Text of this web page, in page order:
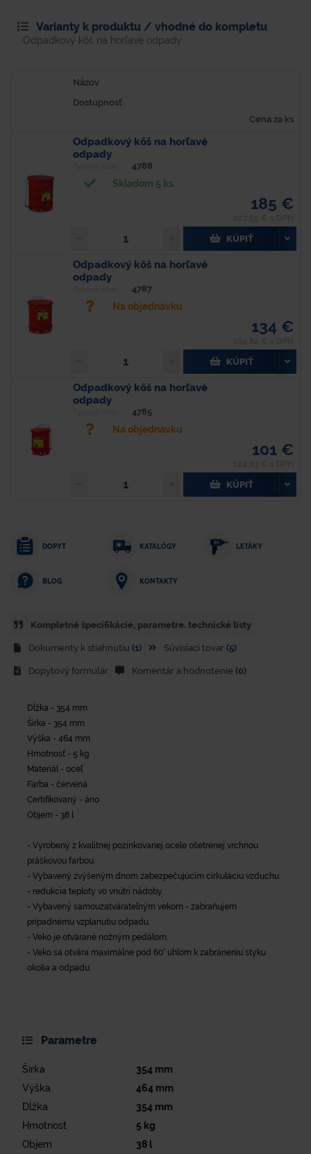
Varianty k produktu / vhodné do kompletu
Odpadkový kôš na horľavé odpady
Názov
Dostupnosť
Cena za ks
Odpadkový kôš na horľavé
odpady
4788
Skladom 5 ks
185 €
KÚPIŤ
Odpadkový kôš na horľavé
odpady
4787
Na objednávku
134 €
KÚPIŤ
Odpadkový kôš na horľavé
odpady
4785
Na objednávku
101 €
KÚPIŤ
DOPYT KATALÓGY LETÁKY
BLOG KONTAKTY
Kompletné špecifikácie, parametre. technické listy
Dokumenty k stiahnutiu (1) Súvisiaci tovar (5)
Dopytový formulár Komentár a hodnotenie (0)
Dĺžka - 354 mm
Šírka - 354 mm
Výška - 464 mm
Hmotnosť - 5 kg
Materiál - oceľ
Farba - červená
Certifikovaný - áno
Objem - 38 l
- Vyrobený z kvalitnej pozinkovanej ocele ošetrenej vrchnou
práškovou farbou.
- Vybavený zvýšeným dnom zabezpečujúcim cirkuláciu vzduchu
- redukcia teploty vo vnútri nádoby.
- Vybavený samouzatvárateľným vekom - zabraňujem
prípadnému vzplanutiu odpadu.
- Veko je otvárané nožným pedálom.
- Veko sa otvára maximálne pod 60° uhlom k zabráneniu styku
okolia a odpadu.
Parametre
Šírka 354mm
Výška
464mm
Dĺžka
354mm
Hmotnosť
5 kg
Objem
38l